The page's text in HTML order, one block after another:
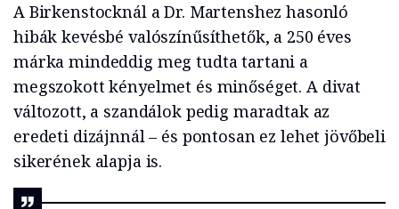
A Birkenstocknál a Dr. Martenshez hasonló
hibák kevésbé valószínűsíthetők, a 250 éves
márka mindeddig meg tudta tartani a
megszokott kényelmet és minőséget. A divat
változott, a szandálok pedig maradtak az
eredeti dizájnnál – és pontosan ez lehet jövőbeli
sikerének alapja is.